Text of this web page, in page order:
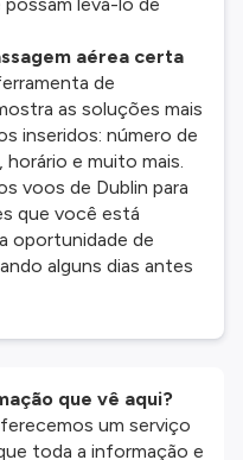
aérea certa
de
as soluções mais
inseridos: número de
horário e muito mais.
voos de Dublin para
que você está
oportunidade de
alguns dias antes
que vê aqui?
um serviço
toda a informação e